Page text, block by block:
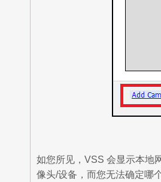
如您所见，VSS 会显示本地
像头/设备，而您无法确定哪